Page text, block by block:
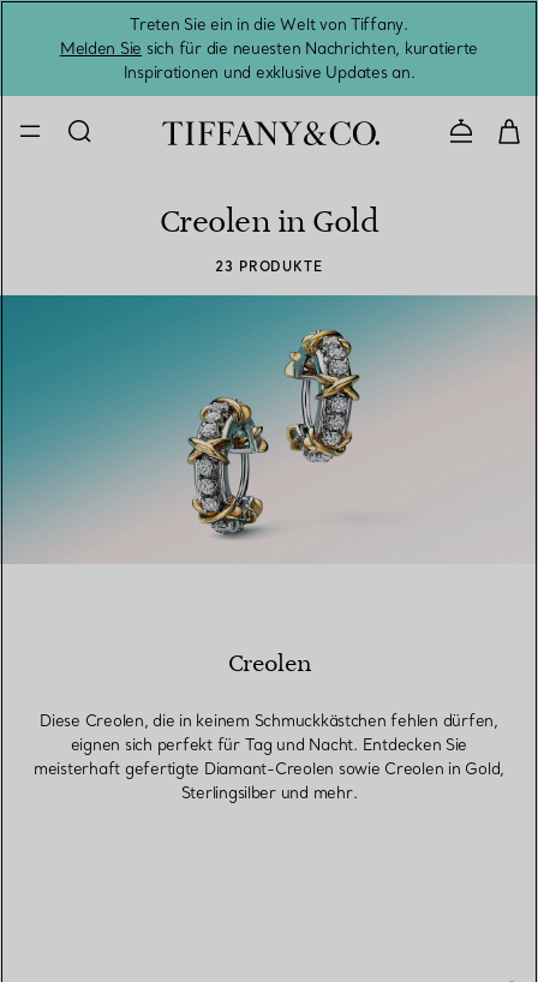
Treten Sie ein in die Welt von Tiffany.
Melden Sie sich für die neuesten Nachrichten, kuratierte
Inspirationen und exklusive Updates an.
Creolen in Gold
23 PRODUKTE
Creolen
Diese Creolen, die in keinem Schmuckkästchen fehlen dürfen,
eignen sich perfekt für Tag und Nacht. Entdecken Sie
meisterhaft gefertigte Diamant-Creolen sowie Creolen in Gold,
Sterlingsilber und mehr.